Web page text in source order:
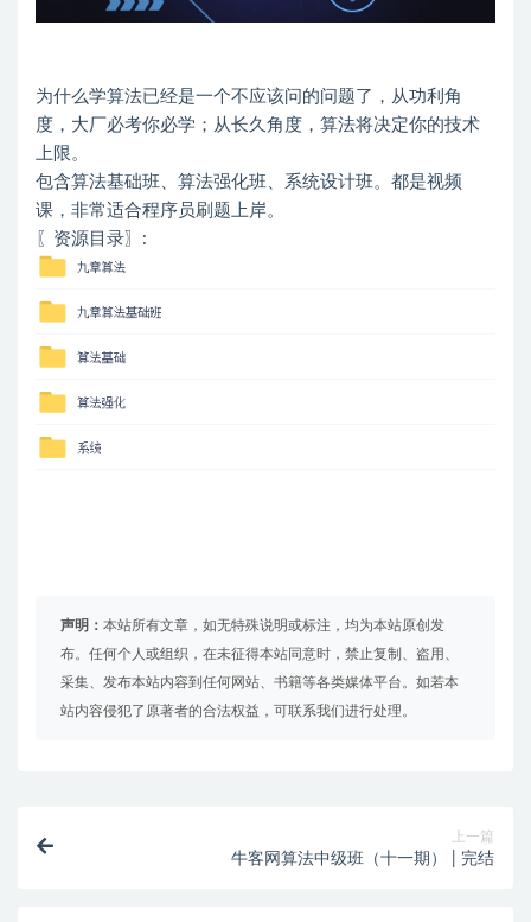
为什么学算法已经是一个不应该问的问题了，从功利角
度，大厂必考你必学；从长久角度，算法将决定你的技术
上限。
包含算法基础班、算法强化班、系统设计班。都是视频
课，非常适合程序员刷题上岸。
〖资源目录〗:
声明： 本站所有文章，如无特殊说明或标注，均为本站原创发
布。任何个人或组织，在未征得本站同意时，禁止复制、盗用、
采集、发布本站内容到任何网站、书籍等各类媒体平台。如若本
站内容侵犯了原著者的合法权益，可联系我们进行处理。
上一篇
牛客网算法中级班（十一期） | 完结